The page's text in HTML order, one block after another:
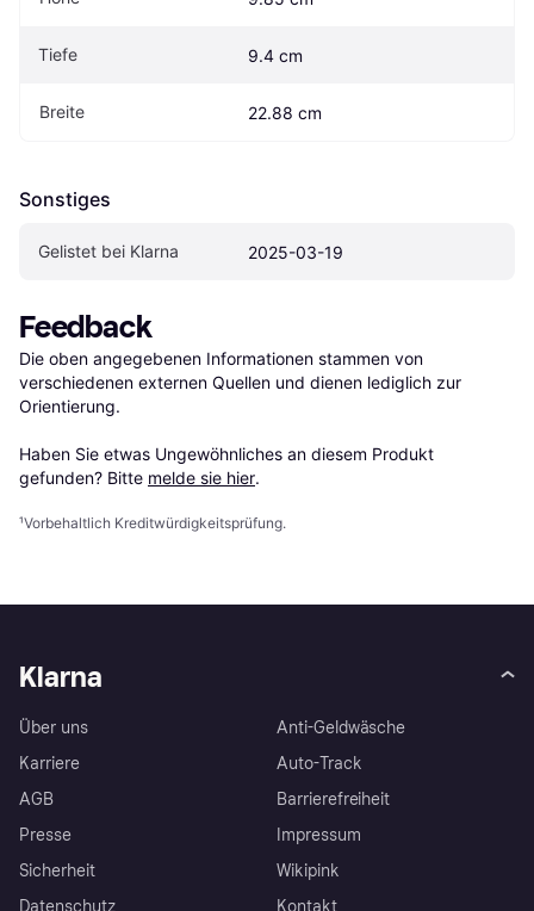
Tiefe 9.4 cm
Breite 22.88 cm
Sonstiges
Gelistet bei Klarna 2025-03-19
Feedback
Die oben angegebenen Informationen stammen von
verschiedenen externen Quellen und dienen lediglich zur
Orientierung.
Haben Sie etwas Ungewöhnliches an diesem Produkt
gefunden? Bitte melde sie hier.
¹Vorbehaltlich Kreditwürdigkeitsprüfung.
Klarna
Über uns
Karriere
AGB
Presse
Sicherheit
Anti-Geldwäsche
Auto-Track
Barrierefreiheit
Impressum
Wikipink